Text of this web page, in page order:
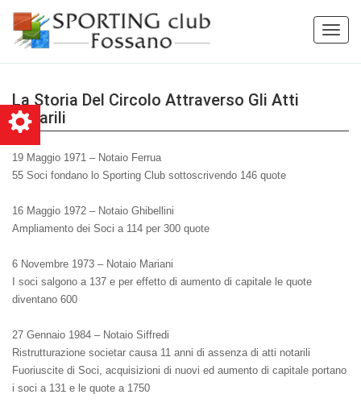
Toggle
La Storia Del Circolo Attraverso Gli Atti
Notarili
19 Maggio 1971 – Notaio Ferrua
55 Soci fondano lo Sporting Club sottoscrivendo 146 quote
16 Maggio 1972 – Notaio Ghibellini
Ampliamento dei Soci a 114 per 300 quote
6 Novembre 1973 – Notaio Mariani
I soci salgono a 137 e per effetto di aumento di capitale le quote
diventano 600
27 Gennaio 1984 – Notaio Siffredi
Ristrutturazione societar causa 11 anni di assenza di atti notarili
Fuoriuscite di Soci, acquisizioni di nuovi ed aumento di capitale portano
i soci a 131 e le quote a 1750